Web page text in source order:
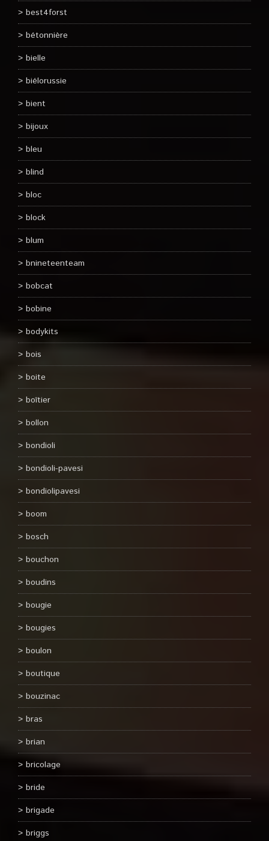
best4forst
bétonnière
bielle
biélorussie
bient
bijoux
bleu
blind
bloc
block
blum
bnineteenteam
bobcat
bobine
bodykits
bois
boite
boîtier
bollon
bondioli
bondioli-pavesi
bondiolipavesi
boom
bosch
bouchon
boudins
bougie
bougies
boulon
boutique
bouzinac
bras
brian
bricolage
bride
brigade
briggs